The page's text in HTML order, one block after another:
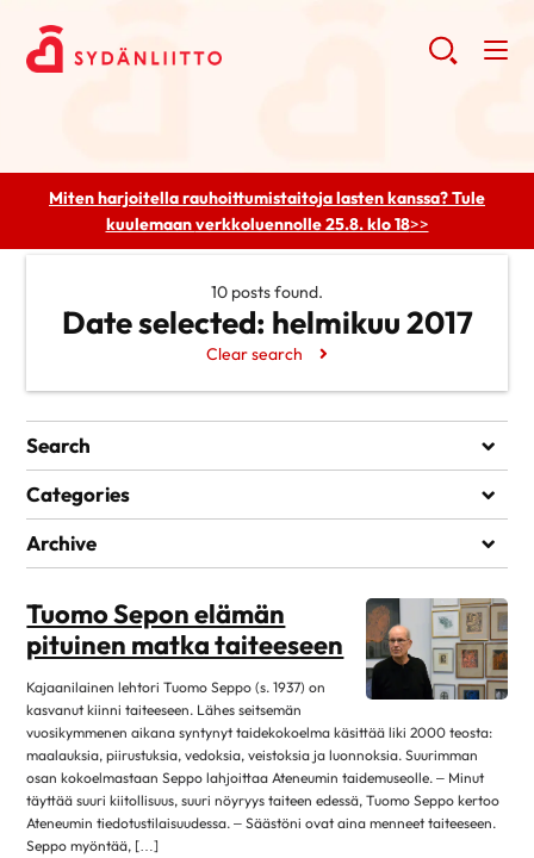
Miten harjoitella rauhoittumistaitoja lasten kanssa? Tule
kuulemaanverkkoluennolle 25.8. klo 18>>
10 posts found.
Date selected: helmikuu 2017
Clear search
Search
Categories
Elämää sairauden kanssa
Kuntoutuminen
Lääkehoito
Läheiset ja perhe
Matkustaminen
Omahoito ja seuranta
Palveluita sairastuneelle
Sairastuneen liikunta
Seksuaalisuus
Archive
kesäkuu 2026
toukokuu 2026 1
huhtikuu 2026 7
maaliskuu 2026 3
helmikuu 2026
tammikuu 2026 13
joulukuu 2025
Tuomo Sepon elämän
pituinen matka taiteeseen
Kajaanilainen lehtori Tuomo Seppo (s. 1937) on
kasvanut kiinni taiteeseen. Lähes seitsemän
vuosikymmenen aikana syntynyt taidekokoelma käsittää liki 2000 teosta:
maalauksia, piirustuksia, vedoksia, veistoksia ja luonnoksia. Suurimman
osan kokoelmastaan Seppo lahjoittaa Ateneumin taidemuseolle. – Minut
täyttää suuri kiitollisuus, suuri nöyryys taiteen edessä, Tuomo Seppo kertoo
Ateneumin tiedotustilaisuudessa. – Säästöni ovat aina menneet taiteeseen.
Seppo myöntää, […]